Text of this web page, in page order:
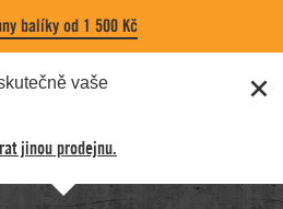
balíky od 1 500 Kč
vaše
jinou prodejnu.